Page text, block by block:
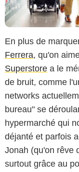
En plus de
Ferrera, qu'on
Superstore a le
de bruit, comme
networks
bureau" se
hypermarché qui
déjanté et parfois
Jonah (qu'on rêve
surtout grâce au